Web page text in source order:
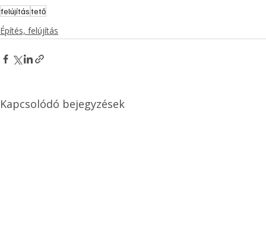
felújítástető
Építés, felújítás
Kapcsolódó bejegyzések